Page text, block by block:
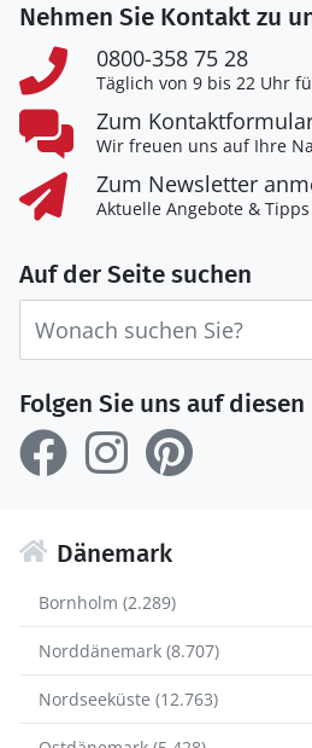
Nehmen Sie Kontakt zu
0800-358 75 28
Täglich von 9 bis 22 Uhr
Zum
Wir freuen uns auf Ihre
Zum Newsletter
Aktuelle Angebote &
Auf der Seite suchen
Folgen Sie uns auf diesen
Dänemark
Bornholm (2.289)
Norddänemark (8.707)
Nordseeküste (12.763)